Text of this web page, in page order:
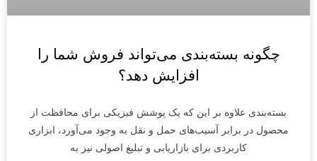
چگونه بسته‌بندی می‌تواند فروش شما را
افزایش دهد؟
بسته‌بندی علاوه بر این که یک پوشش فیزیکی برای محافظت از
محصول در برابر آسیب‌های حمل و نقل به وجود می‌آورد، ابزاری
کاربردی برای بازاریابی و تبلیغ اصولی نیز به